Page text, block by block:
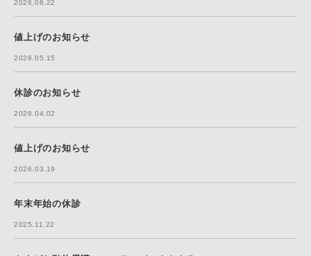
2026.06.22
値上げのお知らせ
2026.05.15
休診のお知らせ
2026.04.02
値上げのお知らせ
2026.03.19
年末年始の休診
2025.11.22